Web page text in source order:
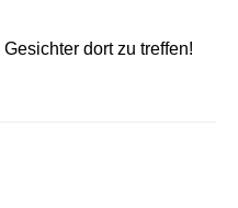
dort zu treffen!